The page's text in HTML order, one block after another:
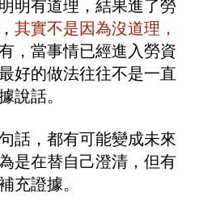
明有道理，結果進了勞
其實不是因為沒道理，
，當事情已經進入勞資
好的做法往往不是一直
說話。
話，都有可能變成未來
是在替自己澄清，但有
充證據。